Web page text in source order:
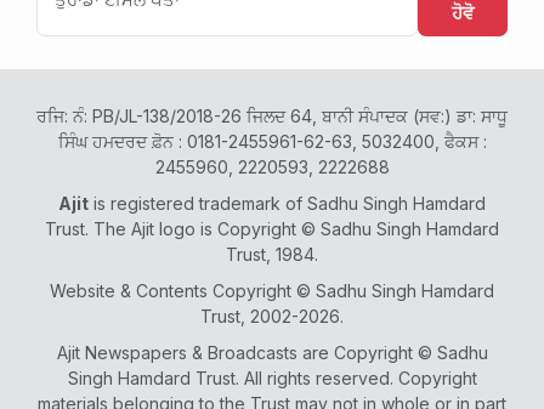
ਹੋਵੋ
ਰਜਿ: ਨੰ: PB/JL-138/2018-26 ਜਿਲਦ 64, ਬਾਨੀ ਸੰਪਾਦਕ (ਸਵ:) ਡਾ: ਸਾਧੂ
ਸਿੰਘ ਹਮਦਰਦ ਫ਼ੋਨ : 0181-2455961-62-63, 5032400, ਫੈਕਸ :
2455960, 2220593, 2222688
Ajit is registered trademark of Sadhu Singh Hamdard
Trust. The Ajit logo is Copyright © Sadhu Singh Hamdard
Trust, 1984.
Website & Contents Copyright © Sadhu Singh Hamdard
Trust, 2002-2026.
Ajit Newspapers & Broadcasts are Copyright © Sadhu
Singh Hamdard Trust. All rights reserved. Copyright
materials belonging to the Trust may not in whole or in part